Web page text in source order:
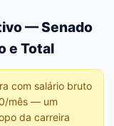
— Senado
e Total
com salário bruto
mês — um
da carreira